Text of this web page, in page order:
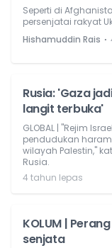
Seperti di
persenjatai rakyat
Hishamuddin Rais ⋅
Rusia: 'Gaza
langit terbuka'
GLOBAL | "Rejim
pendudukan
wilayah Palestin,"
Rusia.
4 tahun lepas
KOLUM |
senjata